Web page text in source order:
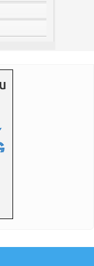
karijeru!
Dva gola,
Beograd-Niš, traži se
Jubilej u znaku
mogu imati otežano